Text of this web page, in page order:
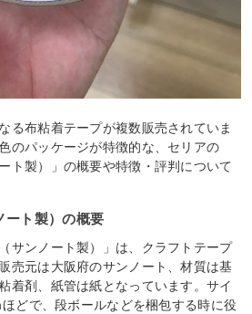
る布粘着テープが複数販売されていま
のパッケージが特徴的な、セリアの
ト製）」の概要や特徴・評判について
ート製）の概要
サンノート製）」は、クラフトテープ
売元は大阪府のサンノート、材質は基
着剤、紙管は紙となっています。サイ
どで、段ボールなどを梱包する時に役